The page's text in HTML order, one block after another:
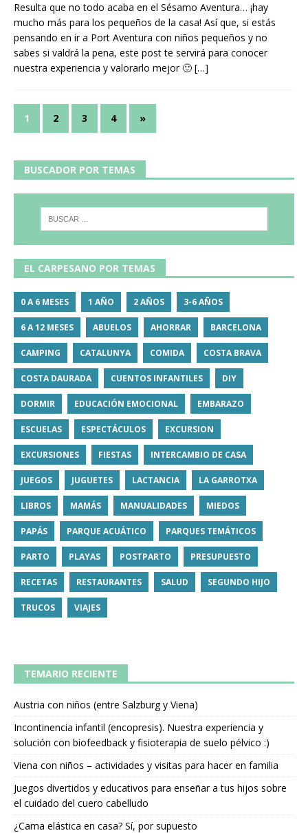
Resulta que no todo acaba en el Sésamo Aventura… ¡hay
mucho más para los pequeños de la casa! Así que, si estás
pensando en ir a Port Aventura con niños pequeños y no
sabes si valdrá la pena, este post te servirá para conocer
nuestra experiencia y valorarlo mejor 🙂 […]
1 2 3 4 »
BUSCADOR POR TEMAS
EL CARPESANO POR TEMAS
0 A 6 MESES 1 AÑO 2 AÑOS 3-6 AÑOS
6 A 12 MESES ABUELOS AHORRAR BARCELONA
CAMPING CATALUNYA COMIDA COSTA BRAVA
COSTA DAURADA CUENTOS INFANTILES DIY
DORMIR EDUCACIÓN EMOCIONAL EMBARAZO
ESCUELAS ESPECTÁCULOS EXCURSION
EXCURSIONES FIESTAS INTERCAMBIO DE CASA
JUEGOS JUGUETES LACTANCIA LA GARROTXA
LIBROS MAMÁS MANUALIDADES MIEDOS
PAPÁS PARQUE ACUÁTICO PARQUES TEMÁTICOS
PARTO PLAYAS POSTPARTO PRESUPUESTO
RECETAS RESTAURANTES SALUD SEGUNDO HIJO
TRUCOS VIAJES
TEMARIO RECIENTE
Austria con niños (entre Salzburg y Viena)
Incontinencia infantil (encopresis). Nuestra experiencia y
solución con biofeedback y fisioterapia de suelo pélvico :)
Viena con niños – actividades y visitas para hacer en familia
Juegos divertidos y educativos para enseñar a tus hijos sobre
el cuidado del cuero cabelludo
¿Cama elástica en casa? Sí, por supuesto